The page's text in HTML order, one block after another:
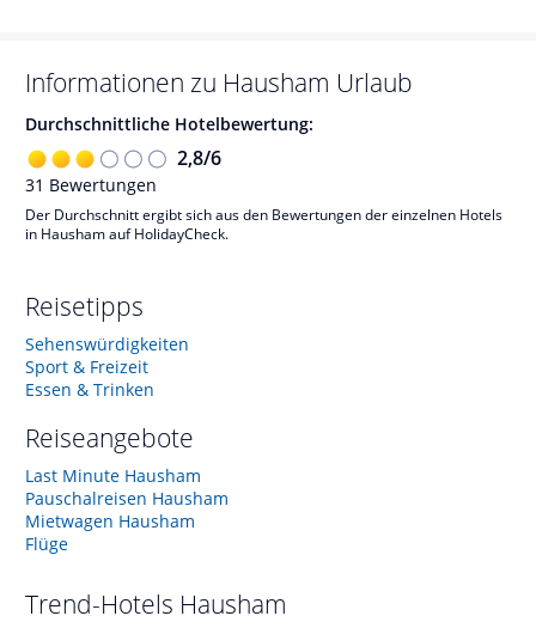
Informationen zu Hausham Urlaub
Durchschnittliche Hotelbewertung:
2,8/6
31 Bewertungen
Der Durchschnitt ergibt sich aus den Bewertungen der einzelnen Hotels
in Hausham auf HolidayCheck.
Reisetipps
Sehenswürdigkeiten
Sport & Freizeit
Essen & Trinken
Reiseangebote
Last Minute Hausham
Pauschalreisen Hausham
Mietwagen Hausham
Flüge
Trend-Hotels Hausham